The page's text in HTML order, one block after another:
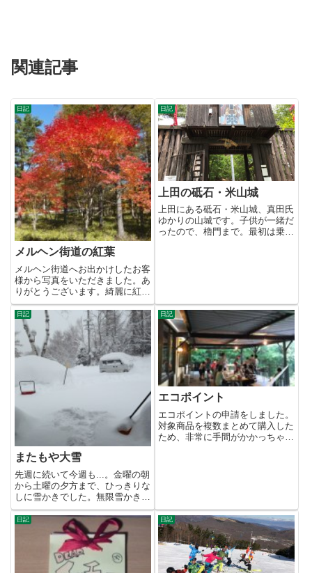
関連記事
日記
メルヘン街道の紅葉
メルヘン街道へお出かけしたお客
様から写真をいただきました。あ
りがとうございます。綺麗に紅葉
してますね。標高の高い所の紅
葉...
日記
上田の砥石・米山城
上田にある砥石・米山城、真田氏
ゆかりの山城です。子供が一緒だ
ったので、櫓門まで。最初は乗り
日記
またもや大雪
先週に続いて今週も...。金曜の朝
から土曜の夕方まで、ひっきりな
しに雪かきでした。無限雪かき！
積もる前に少しずつやらない...
日記
エコポイント
エコポイントの申請をしました。
対象商品を複数まとめて購入した
ため、非常に手間がかかっちゃい
日記 日記